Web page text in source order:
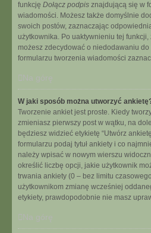
funkcję Dołącz podpis znajdującą się w
wiadomości. Możesz także domyślnie
swoich postów, zaznaczając
użytkownika. Po uaktywnieniu tej
możesz zdecydować o niedodawaniu
formularzu tworzenia wiadomości
Na górę
W jaki sposób można utworzyć
Tworzenie ankiet jest proste. Kiedy
zmieniasz pierwszy post w wątku, na
będziesz widzieć etykietę “Utwórz
formularzu podaj tytuł ankiety i co
należy wpisać w nowym wierszu
określić liczbę opcji, jakie użytkownik
trwania ankiety (0 – bez limitu
użytkownikom zmianę wcześniej
etykiety, prawdopodobnie nie masz
Na górę